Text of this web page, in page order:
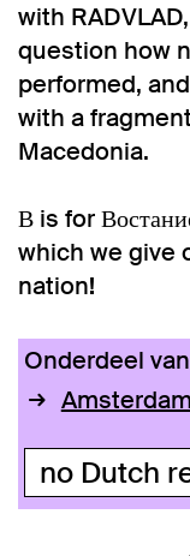
with
question how
performed,
with a
Macedonia.
В is for
which we give
nation!
Onderdeel van
no Dutch